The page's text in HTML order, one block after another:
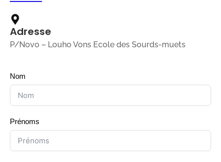
Adresse
P/Novo – Louho Vons Ecole des Sourds-muets
Nom
Prénoms